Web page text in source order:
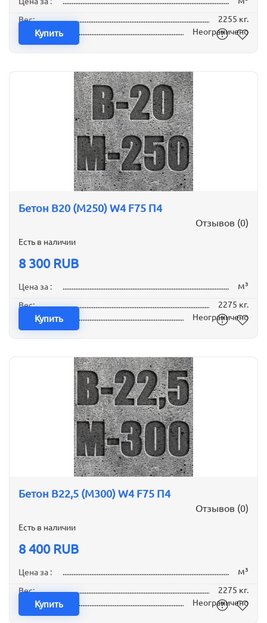
Вес:
2255 кг.
Наличие:
Неограничено
Купить
Бетон B20 (М250) W4 F75 П4
Отзывов (0)
Есть в наличии
8 300 RUB
Цена за : м³
Вес:
2275 кг.
Наличие:
Неограничено
Купить
Бетон B22,5 (М300) W4 F75 П4
Отзывов (0)
Есть в наличии
8 400 RUB
Цена за : м³
Вес:
2275 кг.
Наличие:
Неограничено
Купить